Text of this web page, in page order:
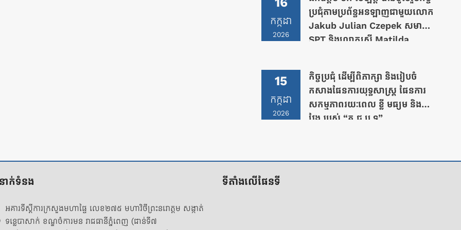
កក្កដា
2026
ប្រជុំតាមប្រព័ន្ធអនឡាញជាមួយលោក
Jakub Julian Czepek សមាជិក
SPT និងលោកស្រី Matilda
15
កក្កដា
2026
កិច្ចប្រជុំ ដើម្បីពិភាក្សា និងរៀបចំ
កសាងផែនការយុទ្ធសាស្រ្ត ផែនការ
សកម្មភាពរយៈពេល ខ្លី មធ្យម និង
វែង របស់ “គ.ជ.ប.ទ”
ាក់ទំនង
អគារទីស្តីការក្រសួងមហាផ្ទៃ លេខ២៧៥ មហាវិថីព្រះនរោត្តម សង្កាត់
ទន្លេបាសាក់ ខណ្ឌចំការមន រាជធានីភ្នំពេញ (ជាន់ទី៧
ទីតាំងលើផែនទី